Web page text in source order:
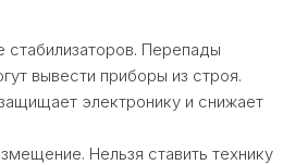
стабилизаторов. Перепады
вывести приборы из строя.
электронику и снижает
Нельзя ставить технику